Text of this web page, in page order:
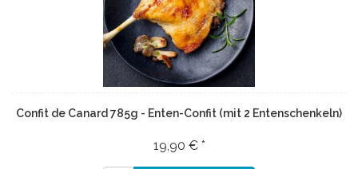
Confit de Canard 785g - Enten-Confit (mit 2 Entenschenkeln)
19,90 € *